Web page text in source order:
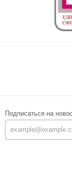
Подписаться на